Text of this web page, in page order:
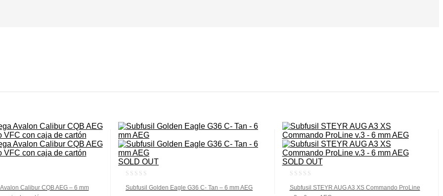
Calibur CQB AEG – 6 mm
SOLD OUT
out
Subfusil Golden Eagle G36 C- Tan – 6 mm AEG
SOLD OUT
out
Subfusil STEYR AUG A3 XS Commando ProLine